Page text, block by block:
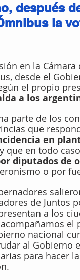
después
la
en la
desde el
el propio
a los
parte de los
que
en
y que en todo
diputados de
o por
de Juntos
a los
el
nacional
al Gobierno
para hacer